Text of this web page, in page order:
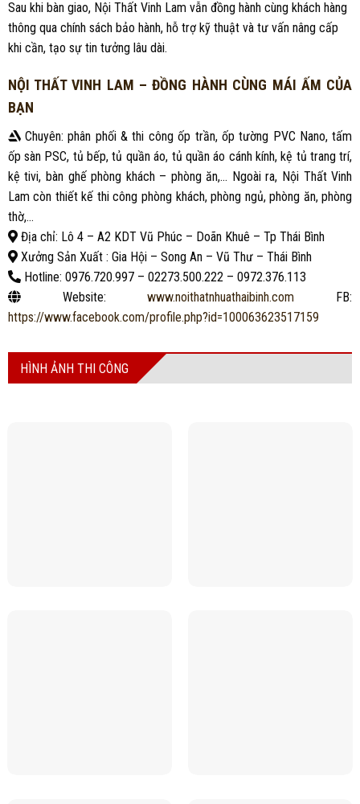
Sau khi bàn giao, Nội Thất Vinh Lam vẫn đồng hành cùng khách hàng
thông qua chính sách bảo hành, hỗ trợ kỹ thuật và tư vấn nâng cấp
khi cần, tạo sự tin tưởng lâu dài.
NỘI THẤT VINH LAM – ĐỒNG HÀNH CÙNG MÁI ẤM CỦA
BẠN
Chuyên: phân phối & thi công ốp trần, ốp tường PVC Nano, tấm
ốp sàn PSC, tủ bếp, tủ quần áo, tủ quần áo cánh kính, kệ tủ trang trí,
kệ tivi, bàn ghế phòng khách – phòng ăn,… Ngoài ra, Nội Thất Vinh
Lam còn thiết kế thi công phòng khách, phòng ngủ, phòng ăn, phòng
thờ,…
Địa chỉ: Lô 4 – A2 KDT Vũ Phúc – Doãn Khuê – Tp Thái Bình
Xưởng Sản Xuất : Gia Hội – Song An – Vũ Thư – Thái Bình
Hotline: 0976.720.997 – 02273.500.222 – 0972.376.113
Website:www.noithatnhuathaibinh.com FB:
https://www.facebook.com/profile.php?id=100063623517159
HÌNH ẢNH THI CÔNG